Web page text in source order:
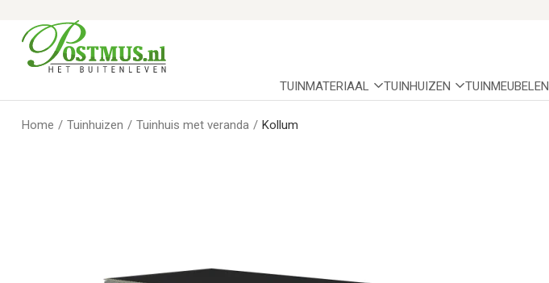
TUINMATERIAAL TUINHUIZEN TUINMEUBELEN
Home / Tuinhuizen / Tuinhuis met veranda / Kollum